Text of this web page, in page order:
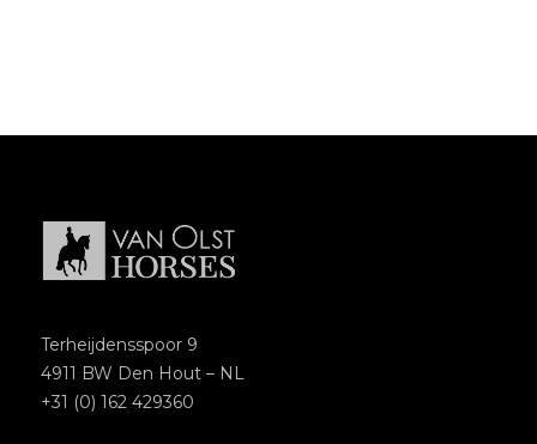
Terheijdensspoor 9
4911 BW Den Hout – NL
+31 (0) 162 429360